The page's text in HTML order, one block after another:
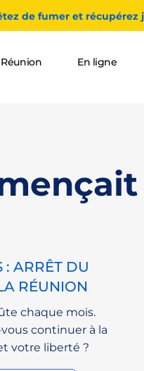
de fumer et récupérez
Réunion En ligne
: ARRÊT DU
RÉUNION
chaque mois.
continuer à la
votre liberté ?